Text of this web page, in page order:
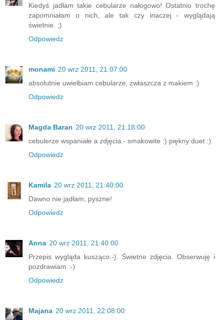
Kiedyś jadłam takie cebularze nałogowo! Ostatnio trochę
zapomniałam o nich, ale tak czy inaczej - wyglądają
świetnie. ;)
Odpowiedz
monami 20 wrz 2011, 21:07:00
absolutnie uwielbiam cebularze, zwłaszcza z makiem :)
Odpowiedz
Magda Baran 20 wrz 2011, 21:18:00
cebulerze wspaniałe a zdjęcia - smakowite :) piękny duet :)
Odpowiedz
Kamila 20 wrz 2011, 21:40:00
Dawno nie jadłam, pyszne!
Odpowiedz
Anna 20 wrz 2011, 21:40:00
Przepis wygląda kusząco:-). Świetne zdjęcia. Obserwuję i
pozdrawiam :-)
Odpowiedz
Majana 20 wrz 2011, 22:08:00